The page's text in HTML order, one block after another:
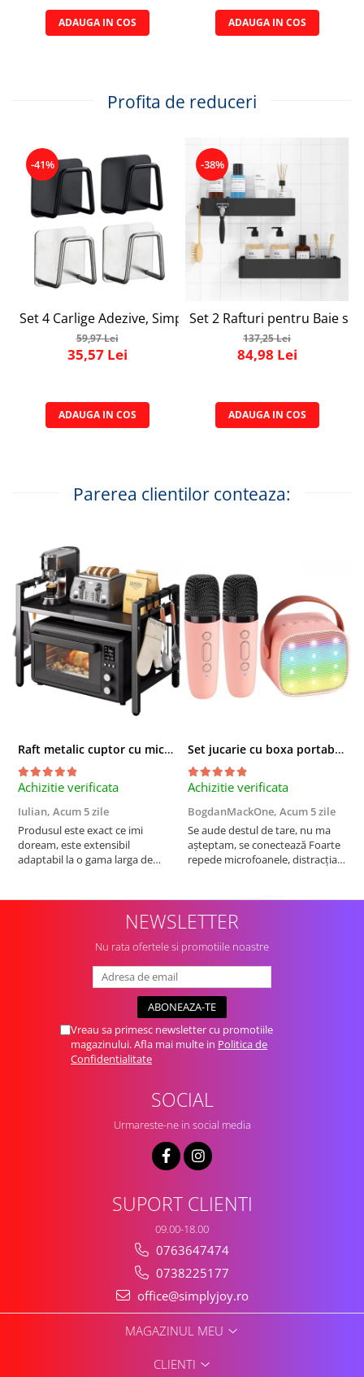
ADAUGA IN COS ADAUGA IN COS
Profita de reduceri
-41%
Set 4 Carlige Adezive, Simply Joy, Cuier pentru
59,97 Lei
35,57 Lei
ADAUGA IN COS
-38%
Set 2 Rafturi pentru Baie si
137,25 Lei
84,98 Lei
ADAUGA IN COS
Parerea clientilor conteaza:
Raft metalic cuptor cu microunde, Simply Joy, 6 Carlige, Ajustabil, Raft Organizator extensibil, pentru bucatarie, casa, balcon, Etajera ajustabila cu 2 Niveluri, Anti Alunecare, Negru
Achizitie verificata
Iulian, Acum 5 zile
Produsul este exact ce imi
doream, este extensibil
adaptabil la o gama larga de
cuptorului - este destul de
spatios, practic. Sunt multumit.
Set jucarie cu boxa portabila si 2 microfoane, Wireless, Bluetooth, Simply Joy, Karaoke, Copii si Adulti, Lumini LED RGB Dinamice, Roz
Achizitie verificata
BogdanMackOne, Acum 5 zile
Se aude destul de tare, nu ma
așteptam, se conectează Foarte
repede microfoanele, distracția
testul rezistenta!! Merita
NEWSLETTER
Nu rata ofertele si promotiile noastre
Vreau sa primesc newsletter cu promotiile
magazinului. Afla mai multe in Politica de
Confidentialitate
SOCIAL
Urmareste-ne in social media
SUPORT CLIENTI
09.00-18.00
0763647474
0738225177
office@simplyjoy.ro
MAGAZINUL MEU
CLIENTI